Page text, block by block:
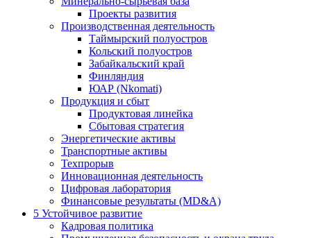
Проекты развития
Производственная деятельность
Таймырский полуостров
Кольский полуостров
Забайкальский край
Финляндия
ЮАР (Nkomati)
Продукция и сбыт
Продуктовая линейка
Сбытовая стратегия
Энергетические активы
Транспортные активы
Техпрорыв
Инновационная деятельность
Цифровая лаборатория
Финансовые результаты (MD&A)
5 Устойчивое развитие
Кадровая политика